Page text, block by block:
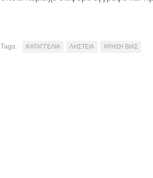
Tags: ΚΑΤΑΓΓΕΛΙΑ ΛΗΣΤΕΙΑ ΧΡΗΣΗ ΒΙΑΣ